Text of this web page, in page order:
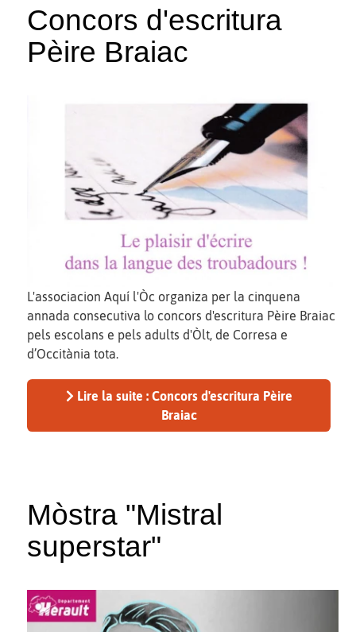
Concors d'escritura
Pèire Braiac
L'associacion Aquí l'Òc organiza per la cinquena
annada consecutiva lo concors d'escritura Pèire Braiac
pels escolans e pels adults d'Òlt, de Corresa e
d’Occitània tota.
Lire la suite : Concors d'escritura Pèire
Braiac
Mòstra "Mistral
superstar"